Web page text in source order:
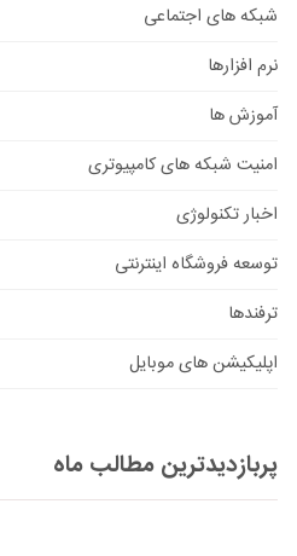
شبکه های اجتماعی
نرم افزارها
آموزش ها
امنیت شبکه های کامپیوتری
اخبار تکنولوژی
توسعه فروشگاه اینترنتی
ترفندها
اپلیکیشن های موبایل
پربازدیدترین مطالب ماه